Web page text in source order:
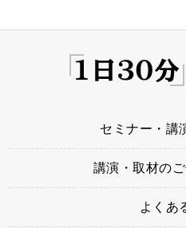
セミナー・講
講演・取材の
よくあ